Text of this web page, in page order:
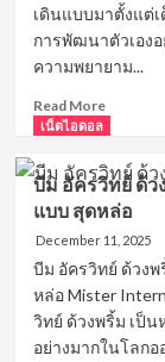
เป็น
ที่
ของ
สาวๆ
เดินแบบมาตั้งแต่
การพัฒนาตัวเอง
ความพยายาม...
Read MoreRead
บาส
อัศว
ภัทร์
ดารา
นาย
หนุ่ม
หล่อ
ที่
เน็ตไอดอล
บีม อัครวิทย์ ด้ว
แบบ สุดหล่อ
December 11, 2025
บีม อัครวิทย์ ด้วง
หล่อ Mister
วิทย์ ด้วงพริ้ม เป็
อย่างมากในโลก